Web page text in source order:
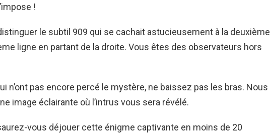
!
le subtil 909 qui se cachait astucieusement à la deuxième
ligne en partant de la droite. Vous êtes des observateurs hors
n’ont pas encore percé le mystère, ne baissez pas les bras. Nous
image éclairante où l’intrus vous sera révélé.